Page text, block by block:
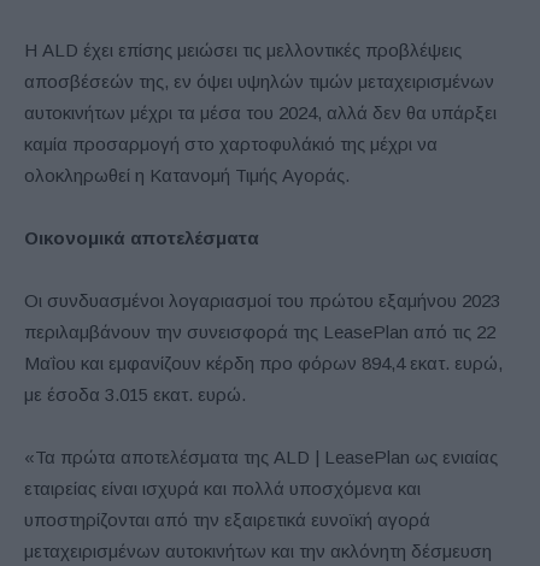
Η ALD έχει επίσης μειώσει τις μελλοντικές προβλέψεις
αποσβέσεών της, εν όψει υψηλών τιμών μεταχειρισμένων
αυτοκινήτων μέχρι τα μέσα του 2024, αλλά δεν θα υπάρξει
καμία προσαρμογή στο χαρτοφυλάκιό της μέχρι να
ολοκληρωθεί η Κατανομή Τιμής Αγοράς.
Οικονομικά αποτελέσματα
Οι συνδυασμένοι λογαριασμοί του πρώτου εξαμήνου 2023
περιλαμβάνουν την συνεισφορά της LeasePlan από τις 22
Μαΐου και εμφανίζουν κέρδη προ φόρων 894,4 εκατ. ευρώ,
με έσοδα 3.015 εκατ. ευρώ.
«Τα πρώτα αποτελέσματα της ALD | LeasePlan ως ενιαίας
εταιρείας είναι ισχυρά και πολλά υποσχόμενα και
υποστηρίζονται από την εξαιρετικά ευνοϊκή αγορά
μεταχειρισμένων αυτοκινήτων και την ακλόνητη δέσμευση